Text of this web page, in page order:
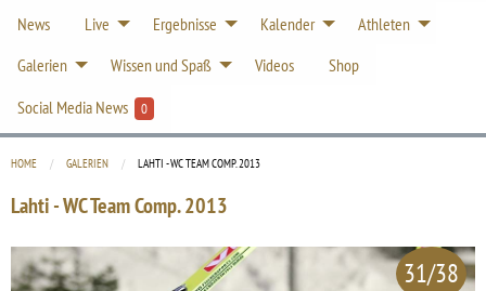
News Live Ergebnisse Kalender
Athleten
Galerien
Wissen und Spaß Videos
Shop
Social Media News
0
HOME GALERIEN CURRENT:
LAHTI - WC TEAM COMP. 2013
Lahti - WC Team Comp. 2013
31/38